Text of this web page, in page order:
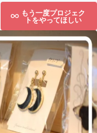
もう一度プロジェク
トをやってほしい